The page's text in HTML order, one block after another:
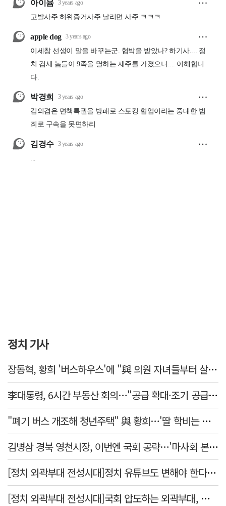
정치 기사
장동혁, 황희 '버스하우스'에 "與 의원 자녀들부터 살아보면 어떨까?"
李대통령, 6시간 부동산 회의…"공급 확대·조기 공급 과감히 실천"
"폐기 버스 개조해 청년주택" 與 황희…'딸 학비는 年 4200만원'
김병삼 경북 영천시장, 이번엔 국회 공략…'마사회 본사 이전·광역교통망 확충' 요청
[정치 외곽부대 전성시대]정치 유튜브도 변해야 한다 "화합과 존중"
[정치 외곽부대 전성시대]국회 압도하는 외곽부대, 목소리 왜 커지나?